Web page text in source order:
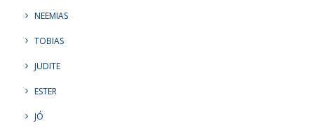
NEEMIAS
TOBIAS
JUDITE
ESTER
JÓ